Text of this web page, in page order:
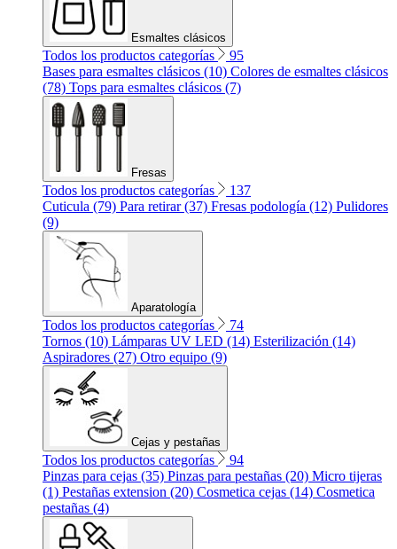
Esmaltes clásicos
Todos los productos categorías
95
Bases para esmaltes clásicos (10) Colores de esmaltes clásicos
(78) Tops para esmaltes clásicos (7)
Fresas
Todos los productos categorías
137
Cuticula (79) Para retirar (37) Fresas podología (12) Pulidores
(9)
Aparatología
Todos los productos categorías
74
Tornos (10) Lámparas UV LED (14) Esterilización (14)
Aspiradores (27) Otro equipo (9)
Cejas y pestañas
Todos los productos categorías
94
Pinzas para cejas (35) Pinzas para pestañas (20) Micro tijeras
(1) Pestañas extension (20) Cosmetica cejas (14) Cosmetica
pestañas (4)